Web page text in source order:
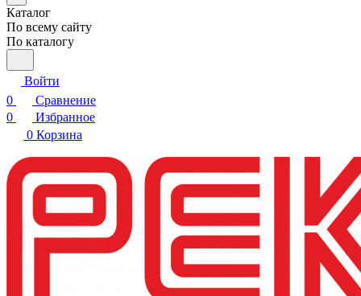
Каталог
По всему сайту
По каталогу
Войти
0
Сравнение
0
Избранное
0 Корзина